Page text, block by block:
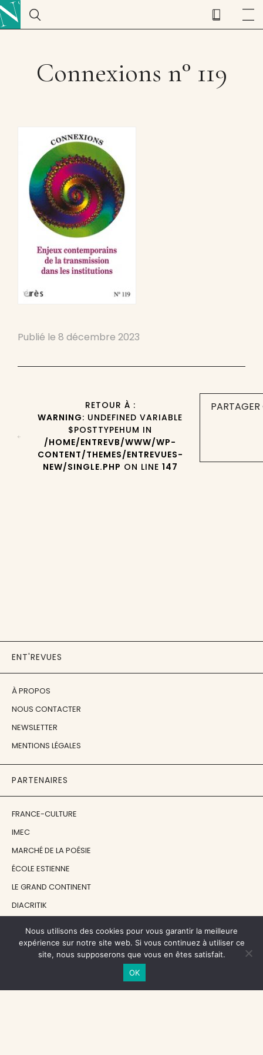
Connexions n° 119
Publié le 8 décembre 2023
RETOUR À :
WARNING: UNDEFINED VARIABLE
$POSTTYPEHUM IN
/HOME/ENTREVB/WWW/WP-
CONTENT/THEMES/ENTREVUES-
NEW/SINGLE.PHP ON LINE 147
ENT'REVUES
À PROPOS
NOUS CONTACTER
NEWSLETTER
MENTIONS LÉGALES
PARTENAIRES
FRANCE-CULTURE
IMEC
MARCHÉ DE LA POÉSIE
ÉCOLE ESTIENNE
LE GRAND CONTINENT
DIACRITIK
NOS SOUTIENS
CENTRE NATIONAL DU LIVRE
Nous utilisons des cookies pour vous garantir la meilleure
expérience sur notre site web. Si vous continuez à utiliser ce
site, nous supposerons que vous en êtes satisfait.
OK